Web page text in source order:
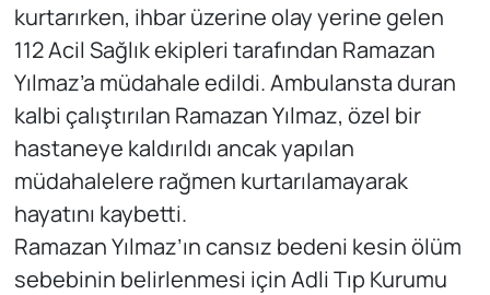
kurtarırken, ihbar üzerine olay yerine gelen
112 Acil Sağlık ekipleri tarafından Ramazan
Yılmaz’a müdahale edildi. Ambulansta duran
kalbi çalıştırılan Ramazan Yılmaz, özel bir
hastaneye kaldırıldı ancak yapılan
müdahalelere rağmen kurtarılamayarak
hayatını kaybetti.
Ramazan Yılmaz’ın cansız bedeni kesin ölüm
sebebinin belirlenmesi için Adli Tıp Kurumu